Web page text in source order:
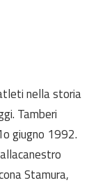
nella storia
Tamberi
giugno 1992.
Stamura,